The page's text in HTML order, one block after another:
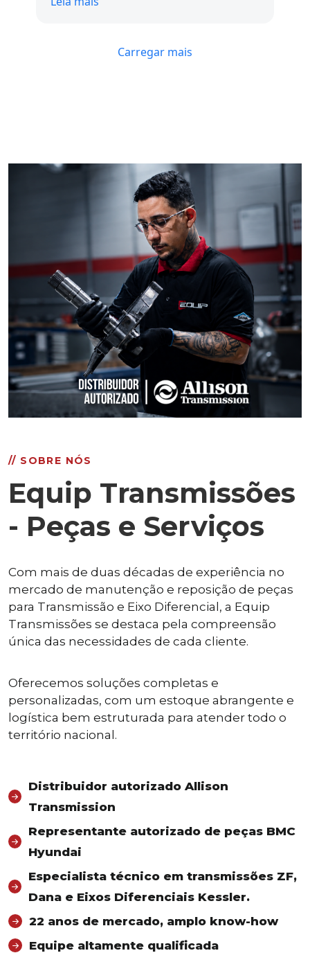
Carregar mais
// SOBRE NÓS
Equip Transmissões
- Peças e Serviços
Com mais de duas décadas de experiência no
mercado de manutenção e reposição de peças
para Transmissão e Eixo Diferencial, a Equip
Transmissões se destaca pela compreensão
única das necessidades de cada cliente.
Oferecemos soluções completas e
personalizadas, com um estoque abrangente e
logística bem estruturada para atender todo o
território nacional.
Distribuidor autorizado Allison
Transmission
Representante autorizado de peças BMC
Hyundai
Especialista técnico em transmissões ZF,
Dana e Eixos Diferenciais Kessler.
22 anos de mercado, amplo know-how
Equipe altamente qualificada